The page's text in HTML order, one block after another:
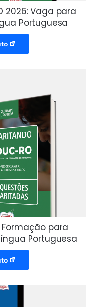
2026: Vaga para
Portuguesa
Formação para
Portuguesa